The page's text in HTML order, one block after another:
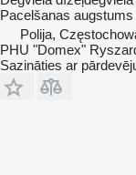
Pacelšanas augstums
Polija,
PHU "Domex"
Sazināties ar